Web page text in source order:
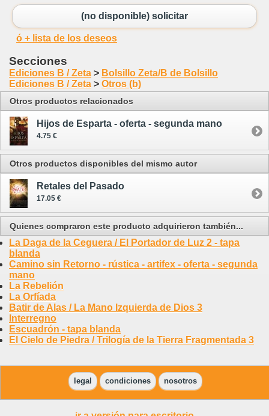
(no disponible) solicitar
ó + lista de los deseos
Secciones
Ediciones B / Zeta > Bolsillo Zeta/B de Bolsillo
Ediciones B / Zeta > Otros (b)
Otros productos relacionados
Hijos de Esparta - oferta - segunda mano
4.75 €
Otros productos disponibles del mismo autor
Retales del Pasado
17.05 €
Quienes compraron este producto adquirieron también...
La Daga de la Ceguera / El Portador de Luz 2 - tapa
blanda
Camino sin Retorno - rústica - artifex - oferta - segunda
mano
La Rebelión
La Orfíada
Batir de Alas / La Mano Izquierda de Dios 3
Interregno
Escuadrón - tapa blanda
El Cielo de Piedra / Trilogía de la Tierra Fragmentada 3
legal condiciones nosotros